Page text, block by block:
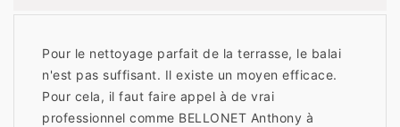
Pour le nettoyage parfait de la terrasse, le balai
n'est pas suffisant. Il existe un moyen efficace.
Pour cela, il faut faire appel à de vrai
professionnel comme BELLONET Anthony à